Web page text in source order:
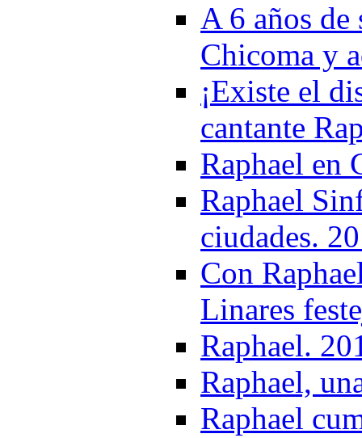
A 6 años
Chicoma y
¡Existe el
cantante
Raphael en
Raphael
ciudades.
Con
Linares
Raphael.
Raphael,
Raphael